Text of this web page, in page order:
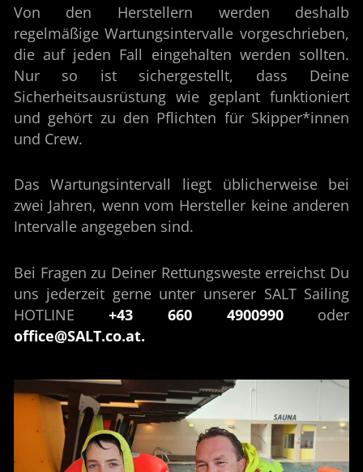
Von den Herstellern werden deshalb
regelmäßige Wartungsintervalle vorgeschrieben,
die auf jeden Fall eingehalten werden sollten.
Nur so ist sichergestellt, dass Deine
Sicherheitsausrüstung wie geplant funktioniert
und gehört zu den Pflichten für Skipper*innen
und Crew.
Das Wartungsintervall liegt üblicherweise bei
zwei Jahren, wenn vom Hersteller keine anderen
Intervalle angegeben sind.
Bei Fragen zu Deiner Rettungsweste erreichst Du
uns jederzeit gerne unter unserer SALT Sailing
HOTLINE+43 660 4900990oder
office@SALT.co.at.